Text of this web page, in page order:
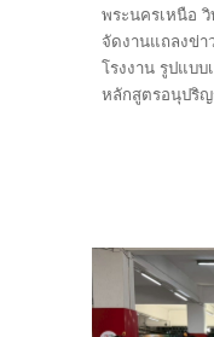
พระนครเหนือ
จัดงานแถลงข่า
โรงงาน รูปแบบ
หลักสูตรอนุปริ